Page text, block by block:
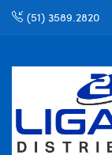
(51) 3589.2820